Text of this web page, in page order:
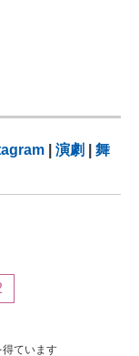
演劇
舞
ています